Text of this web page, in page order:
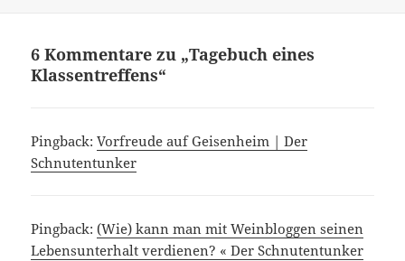
6 Kommentare zu „Tagebuch eines
Klassentreffens“
Pingback:Vorfreude auf Geisenheim | Der
Schnutentunker
Pingback:(Wie) kann man mit Weinbloggen seinen
Lebensunterhalt verdienen? « Der Schnutentunker